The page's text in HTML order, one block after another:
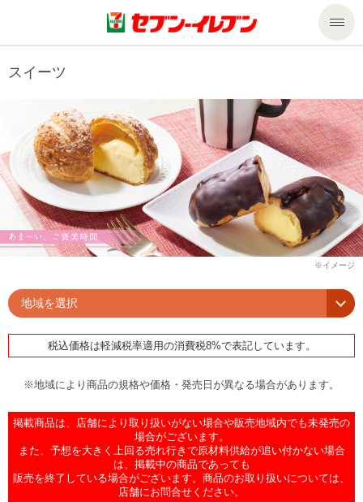
商品のご案内
商品のご案内トップ
今週の新商品
来週の新商品
商品カテゴリ一覧
セブンプレミアム
食の安全・安心への取組み
ギフト
プリペイドカード・金券
ニンテンドー・ダウンロードカード
セール・キャンペーン
サービス
サービストップ
nanacoトップ
マルチコピー機でできること
マルチコピー機でできることトップ
コピー
プリント
スキャン
便利なサービス
宅配便
切手・はがき・印紙
セブン銀行ATM
チケットサービス
セブンチケット
チケットぴあ
セブン‐イレブンでお受取り
タワーレコード
停電時のサービス停止のお知らせ
企業情報
企業情報トップ
ニュースリリース
ごあいさつ
企業理念
貸借対照表・損益計算書
私たちの取組み
サステナビリティ
サステナビリティトップ
セブン＆アイ・ホールディングスの重点課題
サステナビリティ活動基本方針
サステナビリティ推進体制
加盟店オーナー募集 物件募集・購入
アルバイト情報 採用情報
ネットショッピング
スイーツ
地域を選択
税込価格は軽減税率適用の消費税8%で表記しています。
※地域により商品の規格や価格・発売日が異なる場合があります。
掲載商品は、店舗により取り扱いがない場合や販売地域内でも未発売の
場合がございます。
また、予想を大きく上回る売れ行きで原材料供給が追い付かない場合
は、掲載中の商品であっても
販売を終了している場合がございます。商品のお取り扱いについては、
店舗にお問合せください。